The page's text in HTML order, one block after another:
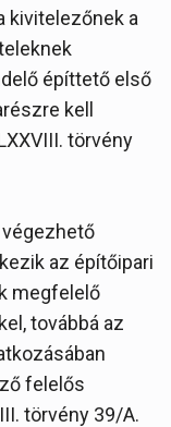
kivitelezőnek a
építtető első
kell
törvény
az építőipari
megfelelő
továbbá az
felelős
törvény 39/A.